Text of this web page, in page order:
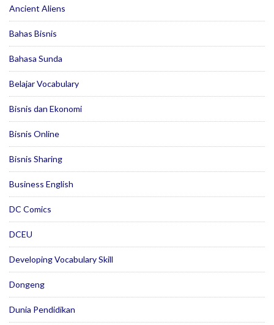
Ancient Aliens
Bahas Bisnis
Bahasa Sunda
Belajar Vocabulary
Bisnis dan Ekonomi
Bisnis Online
Bisnis Sharing
Business English
DC Comics
DCEU
Developing Vocabulary Skill
Dongeng
Dunia Pendidikan